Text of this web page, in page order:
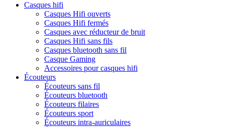
Casques hifi
Casques Hifi ouverts
Casques Hifi fermés
Casques avec réducteur de bruit
Casques Hifi sans fils
Casques bluetooth sans fil
Casque Gaming
Accessoires pour casques hifi
Écouteurs
Écouteurs sans fil
Écouteurs bluetooth
Écouteurs filaires
Écouteurs sport
Écouteurs intra-auriculaires